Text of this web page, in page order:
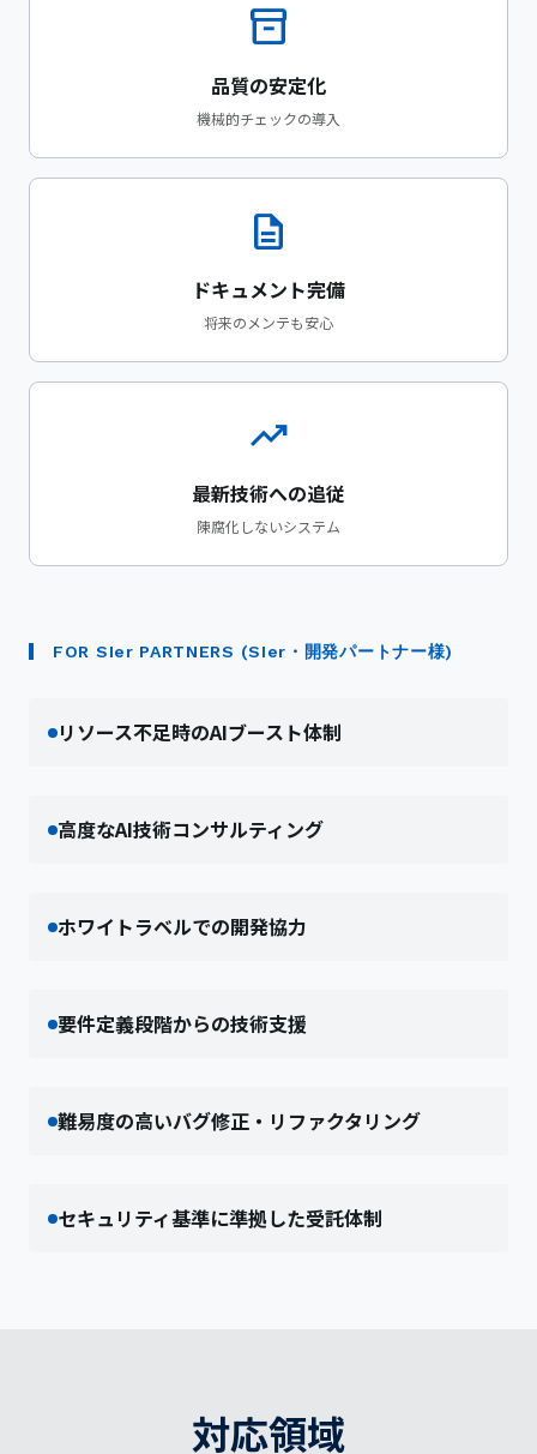
inventory_2
品質の安定化
機械的チェックの導入
description
ドキュメント完備
将来のメンテも安心
trending_up
最新技術への追従
陳腐化しないシステム
FOR SIer PARTNERS (SIer・開発パートナー様)
リソース不足時のAIブースト体制
高度なAI技術コンサルティング
ホワイトラベルでの開発協力
要件定義段階からの技術支援
難易度の高いバグ修正・リファクタリング
セキュリティ基準に準拠した受託体制
対応領域